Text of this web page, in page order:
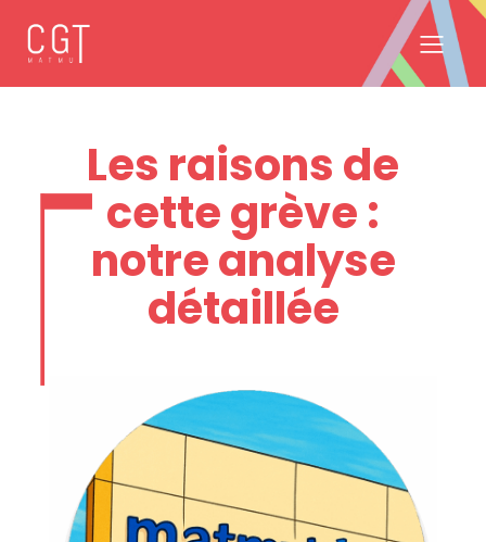
Les raisons de
cette grève :
notre analyse
détaillée